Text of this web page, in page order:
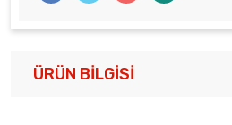
ÜRÜN BILGISI